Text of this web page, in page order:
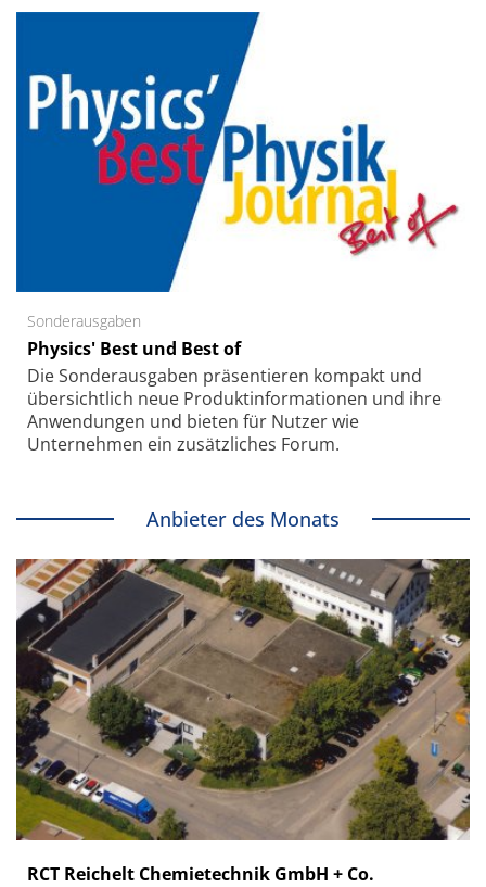
Sonderausgaben
Physics' Best und Best of
Die Sonder­ausgaben präsentieren kompakt und
übersichtlich neue Produkt­informationen und ihre
Anwendungen und bieten für Nutzer wie
Unternehmen ein zusätzliches Forum.
Anbieter des Monats
RCT Reichelt Chemietechnik GmbH + Co.